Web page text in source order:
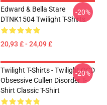
Edward & Bella Stare
DTNK1504 Twilight T-Shirts
20,93 £ - 24,09 £
-20%
Twilight T-Shirts - Twilight OCD
Obsessive Cullen Disorder T-
Shirt Classic T-Shirt
-20%